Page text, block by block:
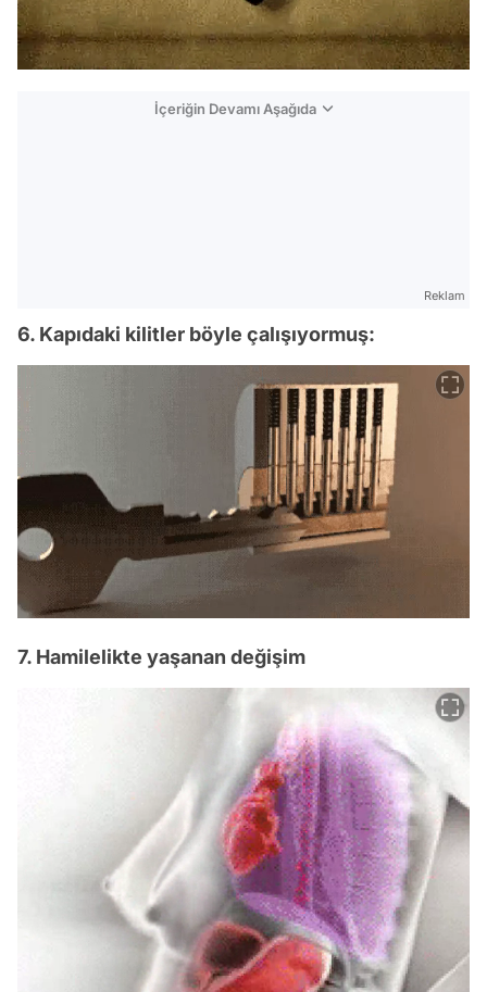
İçeriğin Devamı Aşağıda
Reklam
6. Kapıdaki kilitler böyle çalışıyormuş:
7. Hamilelikte yaşanan değişim